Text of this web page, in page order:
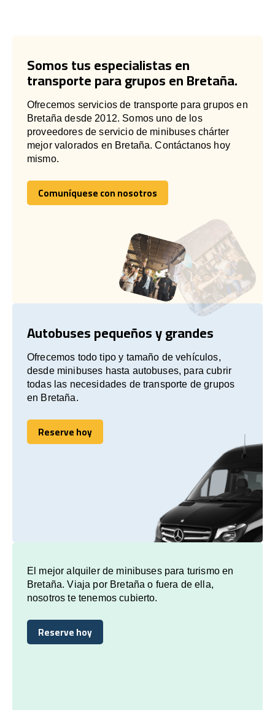
Somos tus especialistas en
transporte para grupos en Bretaña.
Ofrecemos servicios de transporte para grupos en
Bretaña desde 2012. Somos uno de los
proveedores de servicio de minibuses chárter
mejor valorados en Bretaña. Contáctanos hoy
mismo.
Comuníquese con nosotros
Comuníquese con nosotros
Autobuses pequeños y grandes
Ofrecemos todo tipo y tamaño de vehículos,
desde minibuses hasta autobuses, para cubrir
todas las necesidades de transporte de grupos
en Bretaña.
Reserve hoy
Reserve hoy
El mejor alquiler de minibuses para turismo en
Bretaña. Viaja por Bretaña o fuera de ella,
nosotros te tenemos cubierto.
Reserve hoy
Reserve hoy